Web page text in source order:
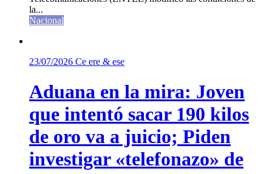
la...
Nacional
23/07/2026 Ce ere & ese
Aduana en la mira: Joven
que intentó sacar 190 kilos
de oro va a juicio; Piden
investigar «telefonazo» de